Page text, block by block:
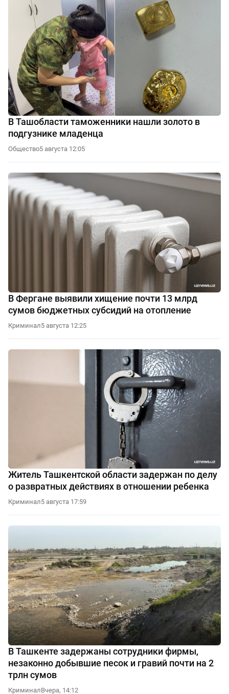
В Ташобласти таможенники нашли золото в
подгузнике младенца
Общество5 августа 12:05
В Фергане выявили хищение почти 13 млрд
сумов бюджетных субсидий на отопление
Криминал5 августа 12:25
Житель Ташкентской области задержан по делу
о развратных действиях в отношении ребенка
Криминал5 августа 17:59
В Ташкенте задержаны сотрудники фирмы,
незаконно добывшие песок и гравий почти на 2
трлн сумов
КриминалВчера, 14:12